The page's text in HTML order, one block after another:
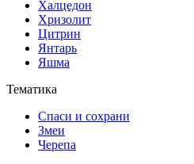
Халцедон
Хризолит
Цитрин
Янтарь
Яшма
Тематика
Спаси и сохрани
Змеи
Черепа